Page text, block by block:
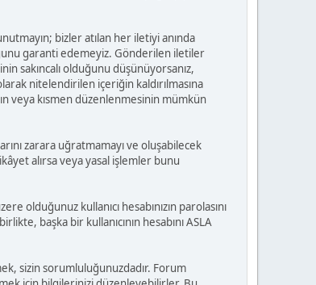
bizler atılan her iletiyi anında
garanti edemeyiz. Gönderilen iletiler
sakıncalı olduğunu düşünüyorsanız,
nitelendirilen içeriğin kaldırılmasına
veya kısmen düzenlenmesinin mümkün
zarara uğratmamayı ve oluşabilecek
alırsa veya yasal işlemler bunu
olduğunuz kullanıcı hesabınızın parolasını
başka bir kullanıcının hesabını ASLA
sizin sorumluluğunuzdadır. Forum